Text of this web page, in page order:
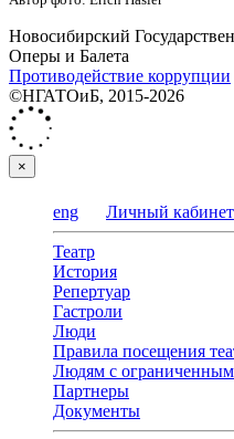
Новосибирский
Оперы и Балета
Противодействие коррупции
©НГАТОиБ, 2015-2026
×
eng Личный кабинет
Театр
История
Репертуар
Гастроли
Люди
Правила посещения
Людям с
Партнеры
Документы